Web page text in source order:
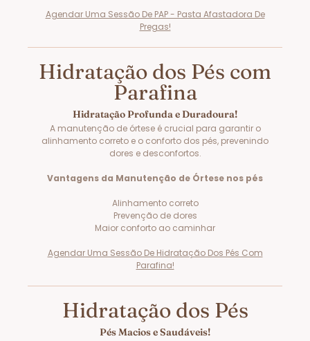
Agendar Uma Sessão De PAP - Pasta Afastadora De
Pregas!
Hidratação dos Pés com
Parafina
Hidratação Profunda e Duradoura!
A manutenção de órtese é crucial para garantir o
alinhamento correto e o conforto dos pés, prevenindo
dores e desconfortos.
Vantagens da Manutenção de Órtese nos pés
Alinhamento correto
Prevenção de dores
Maior conforto ao caminhar
Agendar Uma Sessão De Hidratação Dos Pés Com
Parafina!
Hidratação dos Pés
Pés Macios e Saudáveis!